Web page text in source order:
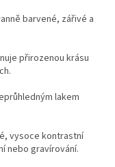
barvené, zářivé a
přirozenou krásu
lakem
vysoce kontrastní
nebo gravírování.